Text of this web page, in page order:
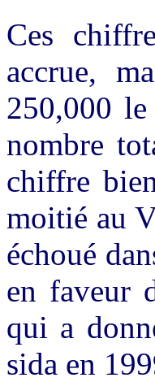
Ces
accrue,
250,000
nombre
chiffre
moitié au
échoué
en faveur
qui a
sida en